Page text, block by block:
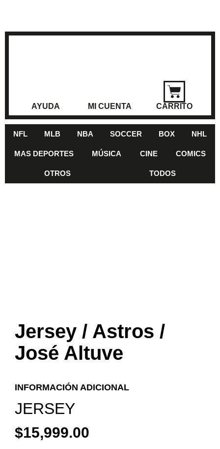
AYUDA MI CUENTA CARRITO
NFL MLB NBA SOCCER BOX NHL
MAS DEPORTES MÚSICA CINE COMICS
OTROS TODOS
Jersey / Astros /
José Altuve
INFORMACIÓN ADICIONAL
JERSEY
$15,999.00